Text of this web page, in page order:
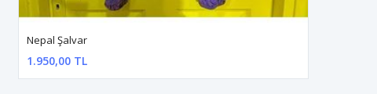
Nepal Şalvar
1.950,00 TL